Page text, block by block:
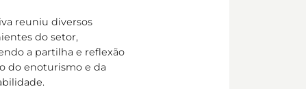
reuniu diversos
do setor,
a partilha e reflexão
do enoturismo e da